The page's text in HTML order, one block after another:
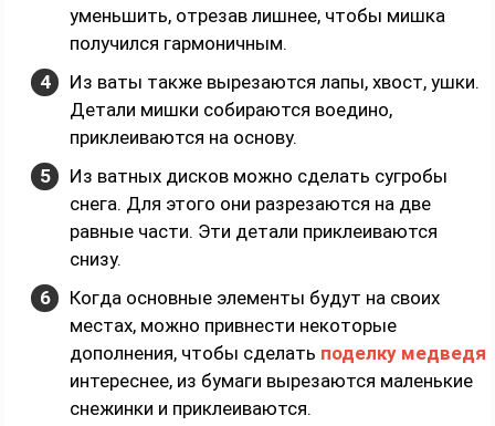
уменьшить, отрезав лишнее, чтобы мишка
получился гармоничным.
Из ваты также вырезаются лапы, хвост, ушки.
Детали мишки собираются воедино,
приклеиваются на основу.
Из ватных дисков можно сделать сугробы
снега. Для этого они разрезаются на две
равные части. Эти детали приклеиваются
снизу.
Когда основные элементы будут на своих
местах, можно привнести некоторые
дополнения, чтобы сделать поделку медведя
интереснее, из бумаги вырезаются маленькие
снежинки и приклеиваются.